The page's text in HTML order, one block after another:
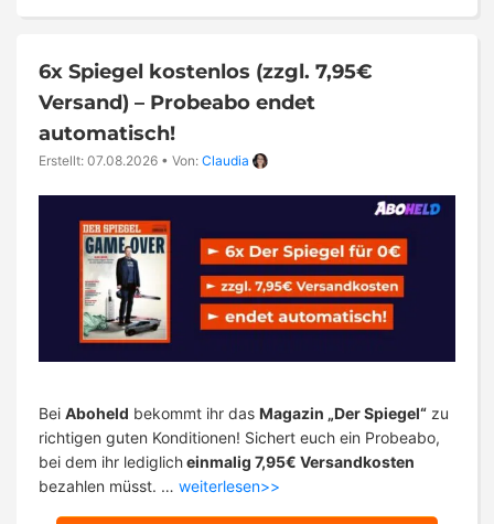
6x Spiegel kostenlos (zzgl. 7,95€
Versand) – Probeabo endet
automatisch!
Erstellt: 07.08.2026 • Von: Claudia
Bei Aboheld bekommt ihr das Magazin „Der Spiegel“ zu
richtigen guten Konditionen! Sichert euch ein Probeabo,
bei dem ihr lediglicheinmalig 7,95€ Versandkosten
bezahlen müsst. … weiterlesen>>